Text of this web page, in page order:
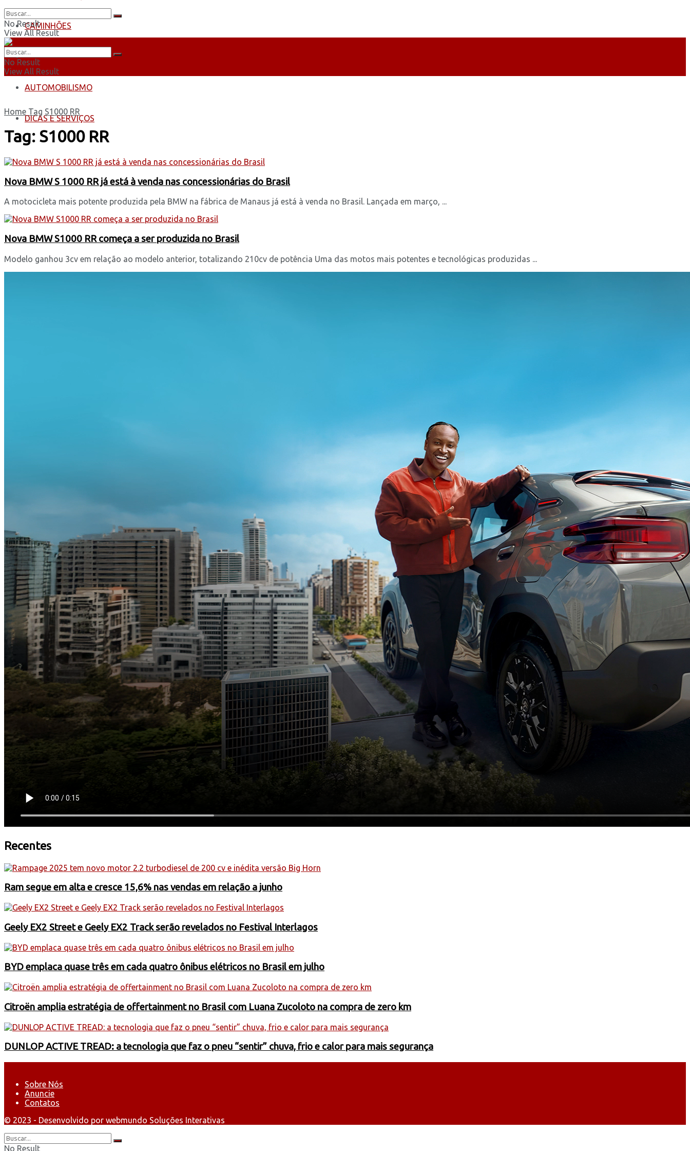
CAMINHÕES
ÔNIBUS
AUTOMOBILISMO
DICAS E SERVIÇOS
No Result
View All Result
No Result
View All Result
Home Tag S1000 RR
Tag: S1000 RR
Nova BMW S 1000 RR já está à venda nas concessionárias do Brasil
A motocicleta mais potente produzida pela BMW na fábrica de Manaus já está à venda no Brasil. Lançada em março, ...
Nova BMW S1000 RR começa a ser produzida no Brasil
Modelo ganhou 3cv em relação ao modelo anterior, totalizando 210cv de potência Uma das motos mais potentes e tecnológicas produzidas ...
Recentes
Ram segue em alta e cresce 15,6% nas vendas em relação a junho
Geely EX2 Street e Geely EX2 Track serão revelados no Festival Interlagos
BYD emplaca quase três em cada quatro ônibus elétricos no Brasil em julho
Citroën amplia estratégia de offertainment no Brasil com Luana Zucoloto na compra de zero km
DUNLOP ACTIVE TREAD: a tecnologia que faz o pneu “sentir” chuva, frio e calor para mais segurança
Sobre Nós
Anuncie
Contatos
© 2023 - Desenvolvido por webmundo Soluções Interativas
No Result